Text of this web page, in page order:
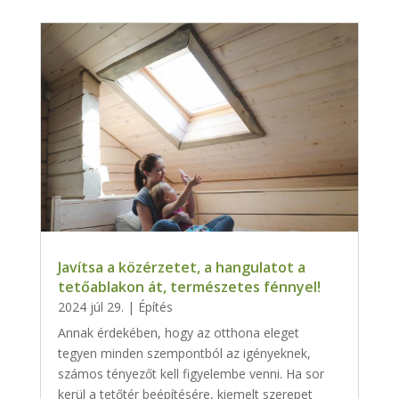
Javítsa a közérzetet, a hangulatot a
tetőablakon át, természetes fénnyel!
2024 júl 29. | Építés
Annak érdekében, hogy az otthona eleget
tegyen minden szempontból az igényeknek,
számos tényezőt kell figyelembe venni. Ha sor
kerül a tetőtér beépítésére, kiemelt szerepet